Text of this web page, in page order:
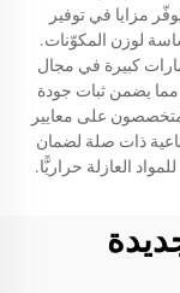
مزايا في توفير
لوزن المكوّنات.
كبيرة في مجال
مما يضمن ثبات جودة
على معايير
ذات صلة لضمان
العازلة حراريًّا.